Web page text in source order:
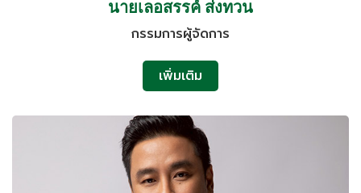
นายเลอสรรค์ ส่งทวน
กรรมการผู้จัดการ
เพิ่มเติม